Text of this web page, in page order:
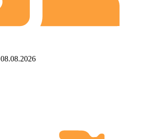
08.08.2026